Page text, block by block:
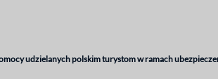
udzielanych polskim turystom w ramach